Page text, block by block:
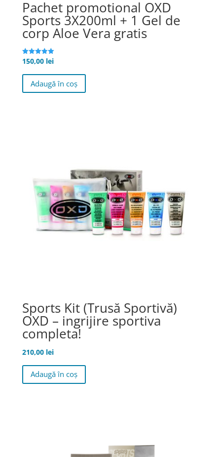
Pachet promotional OXD
Sports 3X200ml + 1 Gel de
corp Aloe Vera gratis
Evaluat la
5.00
150,00 lei
Adaugă în coș
Sports Kit (Trusă Sportivă)
OXD – ingrijire sportiva
completa!
210,00 lei
Adaugă în coș